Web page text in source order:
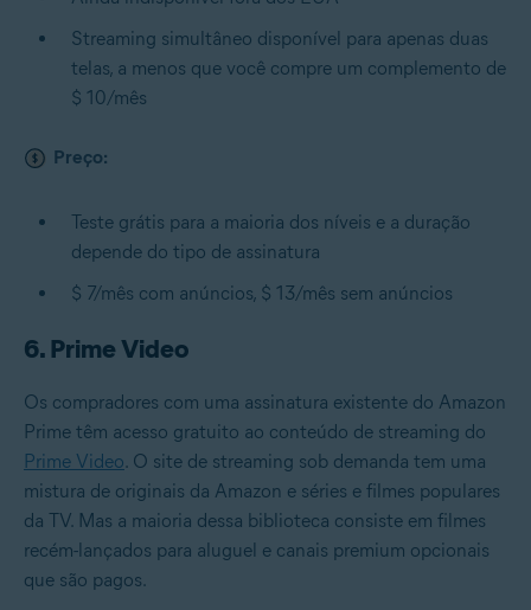
Streaming simultâneo disponível para apenas duas
telas, a menos que você compre um complemento de
$ 10/mês
Preço:
Teste grátis para a maioria dos níveis e a duração
depende do tipo de assinatura
$ 7/mês com anúncios, $ 13/mês sem anúncios
6. Prime Video
Os compradores com uma assinatura existente do Amazon
Prime têm acesso gratuito ao conteúdo de streaming do
Prime Video. O site de streaming sob demanda tem uma
mistura de originais da Amazon e séries e filmes populares
da TV. Mas a maioria dessa biblioteca consiste em filmes
recém-lançados para aluguel e canais premium opcionais
que são pagos.